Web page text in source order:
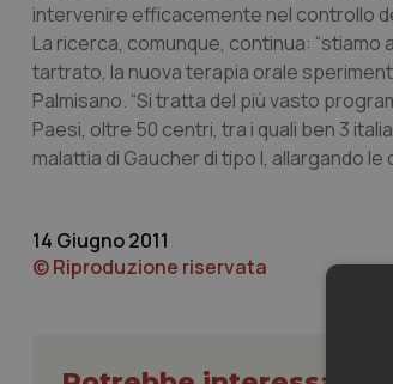
intervenire efficacemente nel controllo
La ricerca, comunque, continua:
tartrato, la nuova terapia orale
Palmisano. “Si tratta del più vasto
Paesi, oltre 50 centri, tra i quali ben 3
malattia di Gaucher di tipo I, allargando
14 Giugno 2011
© Riproduzione riservata